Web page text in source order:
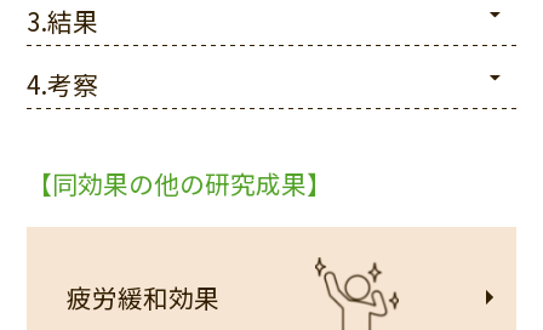
3.結果
4.考察
【同効果の他の研究成果】
疲労緩和効果